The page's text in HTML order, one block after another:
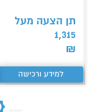
תן הצעה מעל
1,315
₪
למידע ורכישה